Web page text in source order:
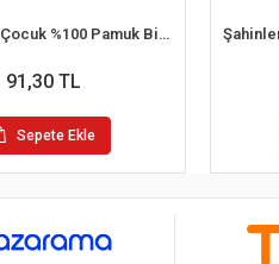
İlke 324 Kız Çocuk %100 Pamuk Biyeli Geniş Askılı Atlet (4-5 Yaş)
91,30 TL
Sepete Ekle